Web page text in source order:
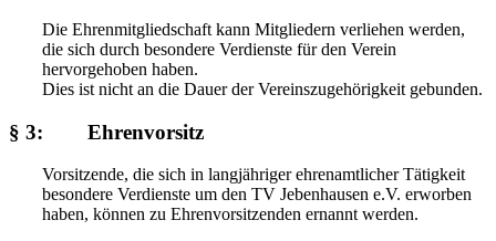
Die Ehrenmitgliedschaft kann Mitgliedern verliehen werden,
die sich durch besondere Verdienste für den Verein
hervorgehoben haben.
Dies ist nicht an die Dauer der Vereinszugehörigkeit gebunden.
§ 3: Ehrenvorsitz
Vorsitzende, die sich in langjähriger ehrenamtlicher Tätigkeit
besondere Verdienste um den TV Jebenhausen e.V. erworben
haben, können zu Ehrenvorsitzenden ernannt werden.